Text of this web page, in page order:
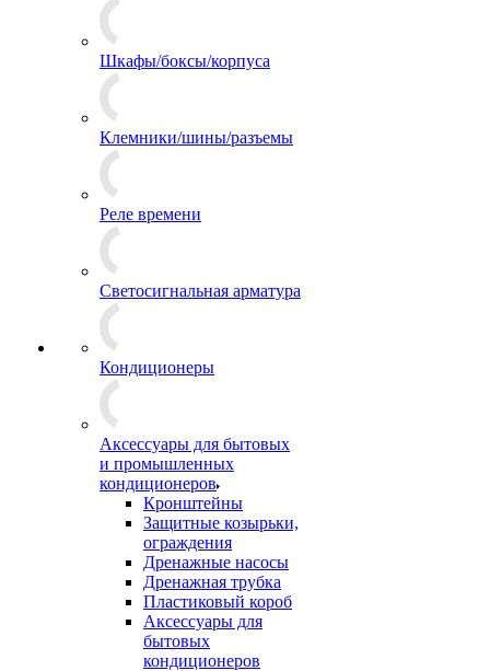
Шкафы/боксы/корпуса
Клемники/шины/разъемы
Реле времени
Светосигнальная арматура
Кондиционеры
Аксессуары для бытовых
и промышленных
кондиционеров
Кронштейны
Защитные козырьки,
ограждения
Дренажные насосы
Дренажная трубка
Пластиковый короб
Аксессуары для
бытовых
кондиционеров